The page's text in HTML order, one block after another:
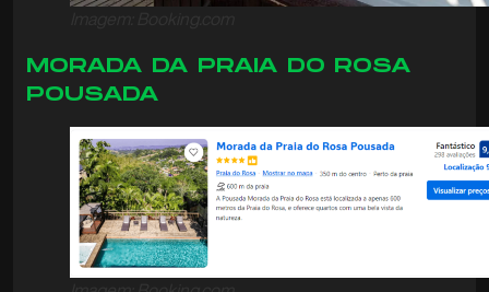
MORADA DA PRAIA DO ROSA
POUSADA